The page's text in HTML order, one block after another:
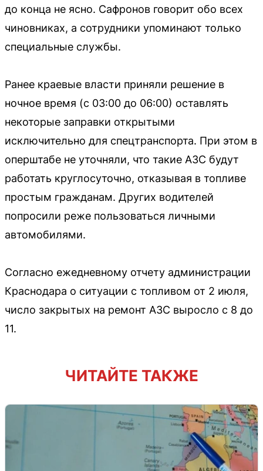
до конца не ясно. Сафронов говорит обо всех
чиновниках, а сотрудники упоминают только
специальные службы.
Ранее краевые власти приняли решение в
ночное время (с 03:00 до 06:00) оставлять
некоторые заправки открытыми
исключительно для спецтранспорта. При этом в
оперштабе не уточняли, что такие АЗС будут
работать круглосуточно, отказывая в топливе
простым гражданам. Других водителей
попросили реже пользоваться личными
автомобилями.
Согласно ежедневному отчету администрации
Краснодара о ситуации с топливом от 2 июля,
число закрытых на ремонт АЗС выросло с 8 до
11.
ЧИТАЙТЕ ТАКЖЕ